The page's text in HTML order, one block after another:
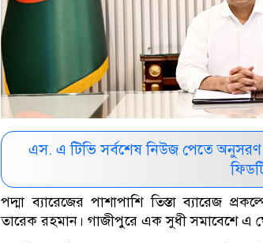
এস. এ টিভি সর্বশেষ নিউজ পেতে
পদ্মা ব্যারেজের পাশাপাশি তিস্তা ব্যারেজ
তারেক রহমান। গাজীপুরে এক সুধী সমাবেশে এ